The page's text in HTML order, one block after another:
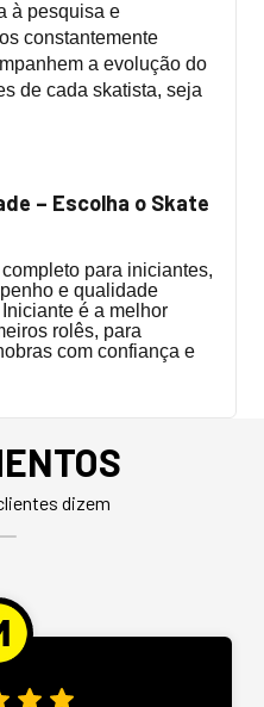
à pesquisa e
constantemente
a evolução do
de cada skatista, seja
– Escolha o Skate
para iniciantes,
e qualidade
é a melhor
rolês, para
com confiança e
dizem